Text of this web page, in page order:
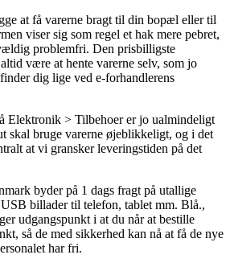
at få varerne bragt til din bopæl eller til
viser sig som regel et hak mere pebret,
problemfri. Den prisbilligste
være at hente varerne selv, som jo
dig lige ved e-forhandlerens
Elektronik > Tilbehoer er jo ualmindeligt
skal bruge varerne øjeblikkeligt, og i det
at vi gransker leveringstiden på det
byder på 1 dags fragt på utallige
billader til telefon, tablet mm. Blå.,
udgangspunkt i at du når at bestille
så de med sikkerhed kan nå at få de nye
har fri.